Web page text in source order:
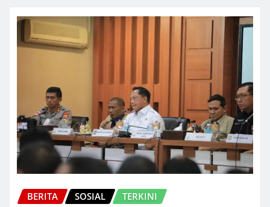
BERITA SOSIAL TERKINI